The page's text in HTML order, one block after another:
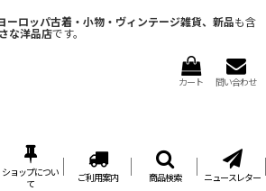
ーロッパ古着・小物・ヴィンテージ雑貨、新品も含
な洋品店です。
カート 問い合わせ
ショップについ
て
ご利用案内 商品検索 ニュースレター